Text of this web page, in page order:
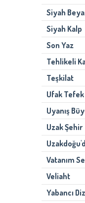
Siyah
Siyah Kalp
Son Yaz
Tehlikeli
Teşkilat
Ufak
Uyanış
Uzak Şehir
Vatanım
Veliaht
Yabancı